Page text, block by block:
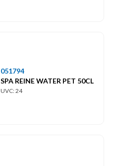
051794
SPA REINE WATER PET 50CL
UVC: 24